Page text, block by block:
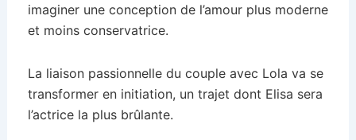
imaginer une conception de l’amour plus moderne
et moins conservatrice.
La liaison passionnelle du couple avec Lola va se
transformer en initiation, un trajet dont Elisa sera
l’actrice la plus brûlante.